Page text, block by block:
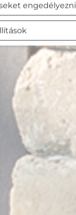
engedélyezni